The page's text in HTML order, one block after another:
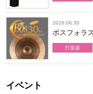
2026.06.30
ボスフォラ
打楽器
イベント